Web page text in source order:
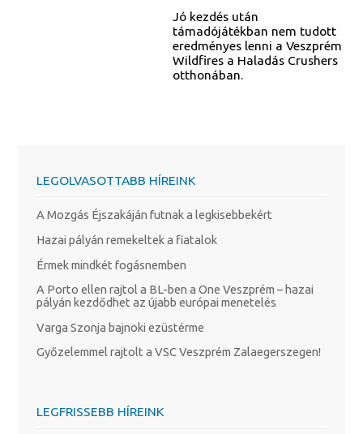
Jó kezdés után
támadójátékban nem tudott
eredményes lenni a Veszprém
Wildfires a Haladás Crushers
otthonában.
LEGOLVASOTTABB HÍREINK
A Mozgás Éjszakáján futnak a legkisebbekért
Hazai pályán remekeltek a fiatalok
Érmek mindkét fogásnemben
A Porto ellen rajtol a BL-ben a One Veszprém – hazai
pályán kezdődhet az újabb európai menetelés
Varga Szonja bajnoki ezüstérme
Győzelemmel rajtolt a VSC Veszprém Zalaegerszegen!
LEGFRISSEBB HÍREINK